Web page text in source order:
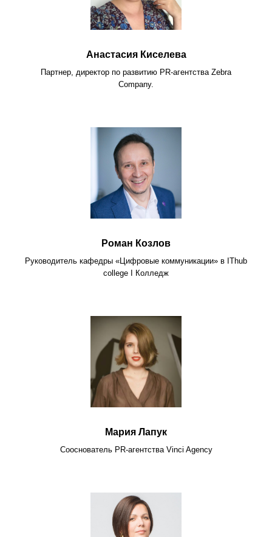
Анастасия Киселева
Партнер, директор по развитию PR-агентства Zebra
Company.
Роман Козлов
Руководитель кафедры «Цифровые коммуникации» в IThub
college I Колледж
Мария Лапук
Сооснователь PR-агентства Vinci Agency